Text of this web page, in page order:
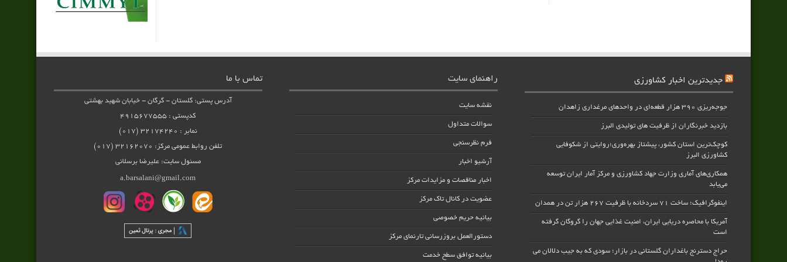
جدیدترین اخبار کشاورزی
جوجه‌ریزی ۳۹۰ هزار قطعه‌ای در واحدهای مرغداری زاهدان
بازدید خبرنگاران از ظرفیت های تولیدی البرز
کوچک‌ترین استان کشور، پیشتاز بهره‌وری؛روایتی از شکوفایی
کشاورزی البرز
همکاری‌های آماری وزارت جهاد کشاورزی و مرکز آمار ایران توسعه
می‌یابد
اینفوگرافیک؛ ساخت ۷۱ سردخانه با ظرفیت ۲۶۷ هزار تن در همدان
آمریکا با محاصره دریایی ایران، امنیت غذایی جهان را گروگان گرفته
است
حراج دسترنج باغداران گلستانی در بازار؛ سودی که به جیب دلالان می
راهنمای سایت
نقشه سایت
سوالات متداول
فرم نظرسنجی
آرشیو اخبار
اخبار مناقصات و مزایدات مرکز
عضویت در کانال تاک مرکز
بیانیه حریم خصوصی
دستورالعمل بروزرسانی تارنمای مرکز
بیانیه توافق سطح خدمت
تماس با ما
آدرس پستی: گلستان - گرگان - خیابان شهید بهشتی
کدپستی : ۴۹۱۵۶۷۷۵۵۵
نمابر : ۳۲۱۷۴۲۴۰ (۰۱۷)
تلفن روابط عمومی مرکز: ۳۲۱۶۲۰۷۰ (۰۱۷)
مسئول سایت: علیرضا برسلانی
a.barsalani@gmail.com